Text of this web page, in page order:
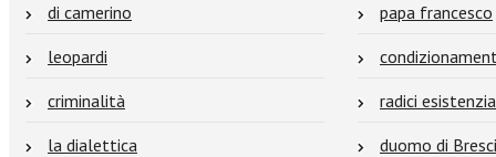
di camerino
papa francesco
leopardi
criminalità
radici
la dialettica
duomo di